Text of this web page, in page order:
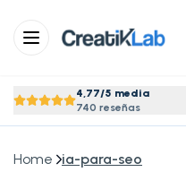
4,77/5 media
740 reseñas
Home ia-para-seo